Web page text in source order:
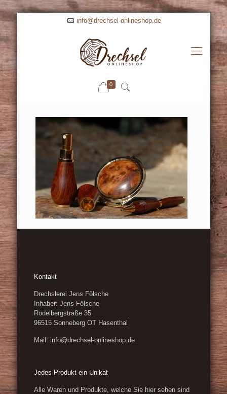
info@drechsel-onlineshop.de
0
Kontakt
Drechslerei Jens Fölsche
Inhaber: Jens Fölsche
Rödelbergstraße 35
96515 Sonneberg OT Hasenthal
Mail: info@drechsel-onlineshop.de
Jedes Produkt ein Unikat
Alle Waren und Produkte, welche Sie hier sehen sind